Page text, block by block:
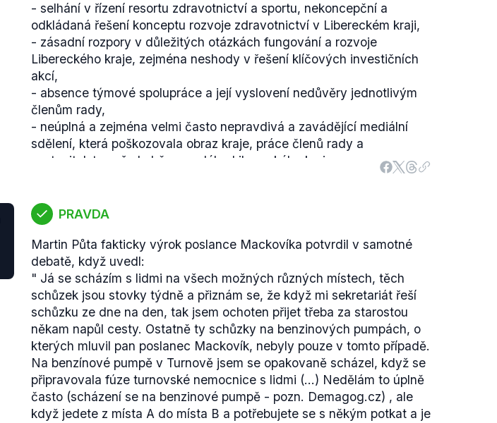
ještě Ústecký kraj je hodně problematický z hlediska správy justice.
Takže představa, že bychom té správě ulevili tím, že bychom od ní
oddělili relativně bezproblémové Liberecko, nám dává smysl."
k návrhu vyslovila skutečněnesouhlasné stanovisko(.pdf). Její výtky
jsou zejména nekoncepčnost návrhu a pak také některé legislativně
technické požadavky.
Je také pravdou, že téma zřízení krajského soudu v Liberci bylo
tématem několikainterpelací. Konkrétně poslance Václava Horáčka
zvoleného v Libereckém kraji. Ten se na danou věc dotazou
ministryně Válkové v únoru 2014. Tedy ještě před podanou
poslaneckou novelou. Dále ve věci interpeloval ministra Pelikána i
opětovně podpořil myšlenku zřízení soudu.
Aktuálně je třeba návrh navrhnout na zařazení na program schůze,
což je věcí většiny ve sněmovně. Nejde tedy pouze o vládní koalici.
Ovšem stejně tak mohl za celý rok zkusit prosadit bod na jednání
poslanec Mackovík, neboť je to jeho právo (stejně jako dalších
poslanců), které mu dávázákon o jednacím řáduPoslanecké
sněmovny. Toho Mackovíknevyužil.
Je tedy pravdou, že zákon, který má za cíl zřídit krajský soud v
Liberci, byl již předložen. Vláda jej skutečně odmítla, byť ministr
Pelikán s ideou jako takovou veřejně souhlas později vyslovil. Je také
pravdou, že téma soudu bylo interpelováno. Zákon je ve sněmovně
ovšem předložen "pouhý rok", Mackovík ve svém výroku naznačuje,
že tento poslanecký návrh vláda již 3 roky ignoruje, reálně se tak děje
- selhání v řízení resortu zdravotnictví a sportu, nekoncepční a
odkládaná řešení konceptu rozvoje zdravotnictví v Libereckém kraji,
- zásadní rozpory v důležitých otázkách fungování a rozvoje
Libereckého kraje, zejména neshody v řešení klíčových investičních
akcí,
- absence týmové spolupráce a její vyslovení nedůvěry jednotlivým
členům rady,
- neúplná a zejména velmi často nepravdivá a zavádějící mediální
sdělení, která poškozovala obraz kraje, práce členů rady a
zastupitelstva před občany celého Libereckého kraje.
Návrh na odvolání Zuzany Kocumové však nebyl první. V dubnu roku
Dříve se o stejném návrhu mělo
stejného roku, nakonec byl však bod odložen na další jednání, kde se
o něm již nehlasovalo.
Výrok je hodnocen jako pravdivý, protože se nepodařilo dohledat
podobný případ odvolání z rady Libereckého kraje. Zda šlo v tomto o
managerské selhání, je spíše interpretace Mackovíka.
PRAVDA
Martin Půta fakticky výrok poslance Mackovíka potvrdil v samotné
debatě, když uvedl:
" Já se scházím s lidmi na všech možných různých místech, těch
schůzek jsou stovky týdně a přiznám se, že když mi sekretariát řeší
schůzku ze dne na den, tak jsem ochoten přijet třeba za starostou
někam napůl cesty. Ostatně ty schůzky na benzinových pumpách, o
kterých mluvil pan poslanec Mackovík, nebyly pouze v tomto případě.
Na benzínové pumpě v Turnově jsem se opakovaně scházel, když se
připravovala fúze turnovské nemocnice s lidmi (...) Nedělám to úplně
často (scházení se na benzinové pumpě - pozn. Demagog.cz) , ale
když jedete z místa A do místa B a potřebujete se s někým potkat a je